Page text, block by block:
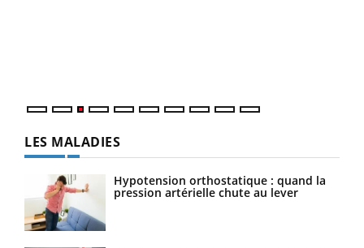
LES MALADIES
Hypotension orthostatique : quand la
pression artérielle chute au lever